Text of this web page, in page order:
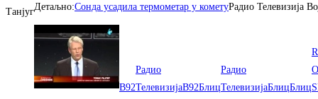
Танјуг
Детаљно:Сонда усадила термометар у кометуРадио Телевизија
B92
Радио
ТелевизијаB92Блиц
Радио
ТелевизијаБлицБлиц